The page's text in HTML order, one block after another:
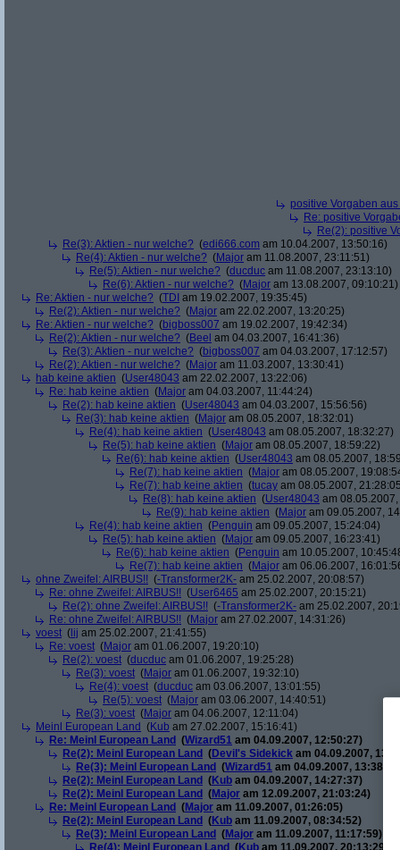
positive Vorgaben
Re: positive
Re(2): positive
Re(3): Aktien - nur welche? (edi666.com am 10.04.2007, 13:50:16)
Re(4): Aktien - nur welche? (Major am 11.08.2007, 23:11:51)
Re(5): Aktien - nur welche? (ducduc am 11.08.2007, 23:13:10)
Re(6): Aktien - nur welche? (Major am 13.08.2007, 09:10:21)
Re: Aktien - nur welche? (TDI am 19.02.2007, 19:35:45)
Re(2): Aktien - nur welche? (Major am 22.02.2007, 13:20:25)
Re: Aktien - nur welche? (bigboss007 am 19.02.2007, 19:42:34)
Re(2): Aktien - nur welche? (Beel am 04.03.2007, 16:41:36)
Re(3): Aktien - nur welche? (bigboss007 am 04.03.2007, 17:12:57)
Re(2): Aktien - nur welche? (Major am 11.03.2007, 13:30:41)
hab keine aktien (User48043 am 22.02.2007, 13:22:06)
Re: hab keine aktien (Major am 04.03.2007, 11:44:24)
Re(2): hab keine aktien (User48043 am 04.03.2007, 15:56:56)
Re(3): hab keine aktien (Major am 08.05.2007, 18:32:01)
Re(4): hab keine aktien (User48043 am 08.05.2007, 18:32:27)
Re(5): hab keine aktien (Major am 08.05.2007, 18:59:22)
Re(6): hab keine aktien (User48043 am 08.05.2007,
Re(7): hab keine aktien (Major am 08.05.2007,
Re(7): hab keine aktien (tucay am 08.05.2007,
Re(8): hab keine aktien (User48043 am
Re(9): hab keine aktien (Major am 09.05.2007,
Re(4): hab keine aktien (Penguin am 09.05.2007, 15:24:04)
Re(5): hab keine aktien (Major am 09.05.2007, 16:23:41)
Re(6): hab keine aktien (Penguin am 10.05.2007,
Re(7): hab keine aktien (Major am 06.06.2007,
ohne Zweifel: AIRBUS!! (-Transformer2K- am 25.02.2007, 20:08:57)
Re: ohne Zweifel: AIRBUS!! (User6465 am 25.02.2007, 20:15:21)
Re(2): ohne Zweifel: AIRBUS!! (-Transformer2K- am 25.02.2007,
Re: ohne Zweifel: AIRBUS!! (Major am 27.02.2007, 14:31:26)
voest ( lij am 25.02.2007, 21:41:55)
Re: voest (Major am 01.06.2007, 19:20:10)
Re(2): voest (ducduc am 01.06.2007, 19:25:28)
Re(3): voest (Major am 01.06.2007, 19:32:10)
Re(4): voest (ducduc am 03.06.2007, 13:01:55)
Re(5): voest (Major am 03.06.2007, 14:40:51)
Re(3): voest (Major am 04.06.2007, 12:11:04)
Meinl European Land (Kub am 27.02.2007, 15:16:41)
Re: Meinl European Land (Wizard51 am 04.09.2007, 12:50:27)
Re(2): Meinl European Land (Devil's Sidekick am 04.09.2007,
Re(3): Meinl European Land (Wizard51 am 04.09.2007,
Re(2): Meinl European Land (Kub am 04.09.2007, 14:27:37)
Re(2): Meinl European Land (Major am 12.09.2007, 21:03:24)
Re: Meinl European Land (Major am 11.09.2007, 01:26:05)
Re(2): Meinl European Land (Kub am 11.09.2007, 08:34:52)
Re(3): Meinl European Land (Major am 11.09.2007, 11:17:59)
Re(4): Meinl European Land (Kub am 11.09.2007, 20:13:29)